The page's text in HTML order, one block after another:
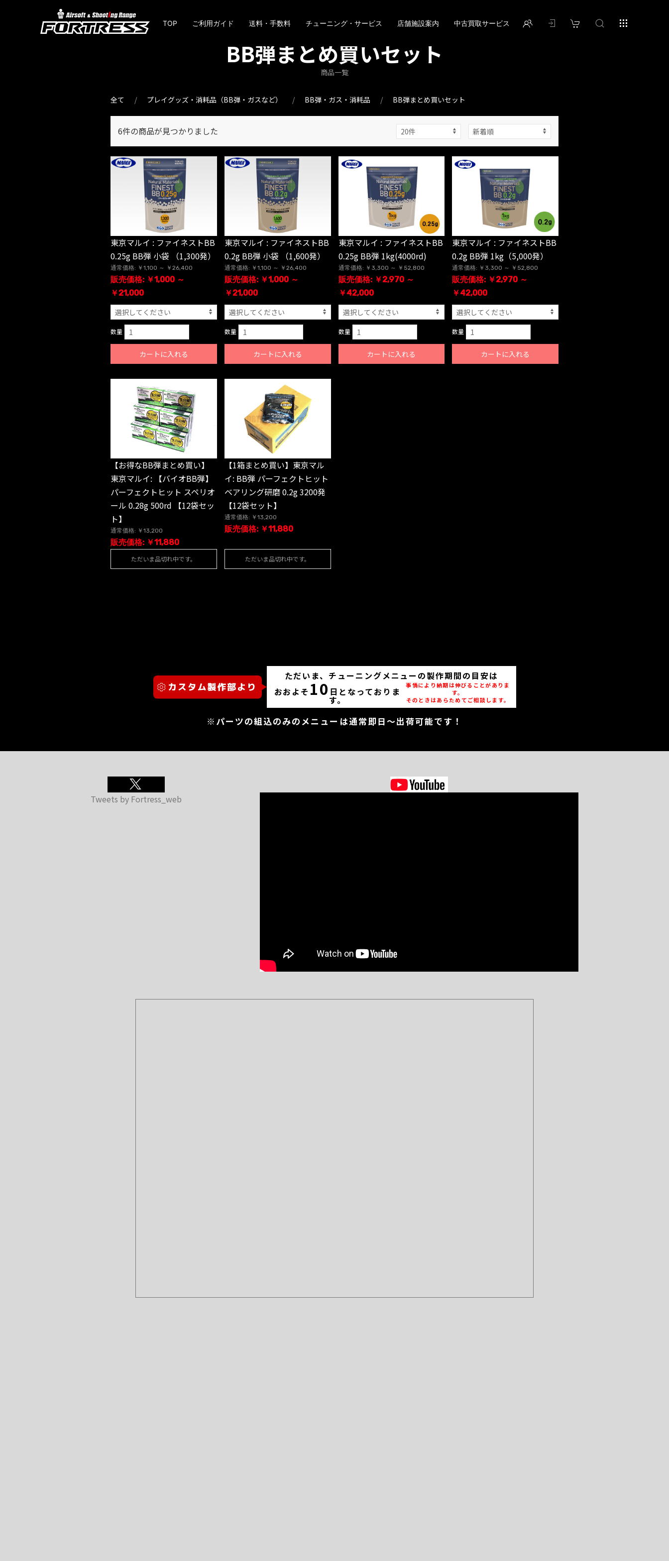
TOP ご利用ガイド 送料・手数料 チューニング・サービス 店舗施設案内 中古買取サービス
BB弾まとめ買いセット
商品一覧
全て プレイグッズ・消耗品（BB弾・ガスなど） BB弾・ガス・消耗品 BB弾まとめ買いセット
6件の商品が見つかりました
東京マルイ : ファイネストBB
0.25g BB弾 小袋 （1,300発）
通常価格: ￥1,100 ～ ￥26,400
販売価格: ￥1,000 ～
￥21,000
数量
カートに入れる
東京マルイ : ファイネストBB
0.2g BB弾 小袋 （1,600発）
通常価格: ￥1,100 ～ ￥26,400
販売価格: ￥1,000 ～
￥21,000
数量
カートに入れる
東京マルイ : ファイネストBB
0.25g BB弾 1kg(4000rd)
通常価格: ￥3,300 ～ ￥52,800
販売価格: ￥2,970 ～
￥42,000
数量
カートに入れる
東京マルイ : ファイネストBB
0.2g BB弾 1kg（5,000発）
通常価格: ￥3,300 ～ ￥52,800
販売価格: ￥2,970 ～
￥42,000
数量
カートに入れる
【お得なBB弾まとめ買い】
東京マルイ: 【バイオBB弾】
パーフェクトヒット スペリオ
ール 0.28g 500rd 【12袋セッ
ト】
通常価格: ￥13,200
販売価格: ￥11,880
ただいま品切れ中です。
【1箱まとめ買い】東京マル
イ: BB弾 パーフェクトヒット
ベアリング研磨 0.2g 3200発
【12袋セット】
通常価格: ￥13,200
販売価格: ￥11,880
ただいま品切れ中です。
ただいま、チューニングメニューの製作期間の目安は
おおよそ 10 日となっておりま
す。
事情により納期は伸びることがありま
す。
そのときはあらためてご相談します。
※パーツの組込のみのメニューは通常即日～出荷可能です！
Tweets by Fortress_web